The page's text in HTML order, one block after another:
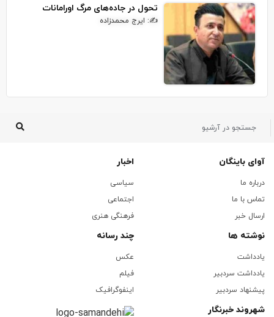
تحول در جاده‌های مرگ اورامانات
✍: ایرج محمدزاده
آوای باینگان
درباره ما
تماس با ما
ارسال خبر
اخبار
سیاسی
اجتماعی
فرهنگی هنری
نوشته ها
یادداشت
یادداشت سردبیر
پیشنهاد سردبیر
چند رسانه
عکس
فیلم
اینفوگرافیک
شهروند خبرنگار